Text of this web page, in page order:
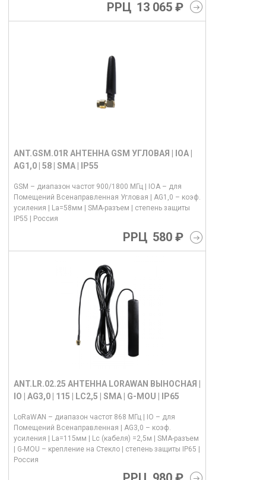
РРЦ 13 065 ₽
ANT.GSM.01R АНТЕННА GSM УГЛОВАЯ | IOA |
AG1,0 | 58 | SMA | IP55
РРЦ 580 ₽
GSM – диапазон частот 900/1800 МГц | IOA – для
Помещений Всенаправленная Угловая | AG1,0 – коэф.
усиления | La=58мм | SMA-разъем | степень защиты
IP55 | Россия
ANT.LR.02.25 АНТЕННА LORAWAN ВЫНОСНАЯ |
IO | AG3,0 | 115 | LC2,5 | SMA | G-MOU | IP65
LoRaWAN – диапазон частот 868 МГц | IO – для
Помещений Всенаправленная | AG3,0 – коэф.
усиления | La=115мм | Lс (кабеля) =2,5м | SMA-разъем
| G-MOU – крепление на Стекло | степень защиты IP65 |
Россия